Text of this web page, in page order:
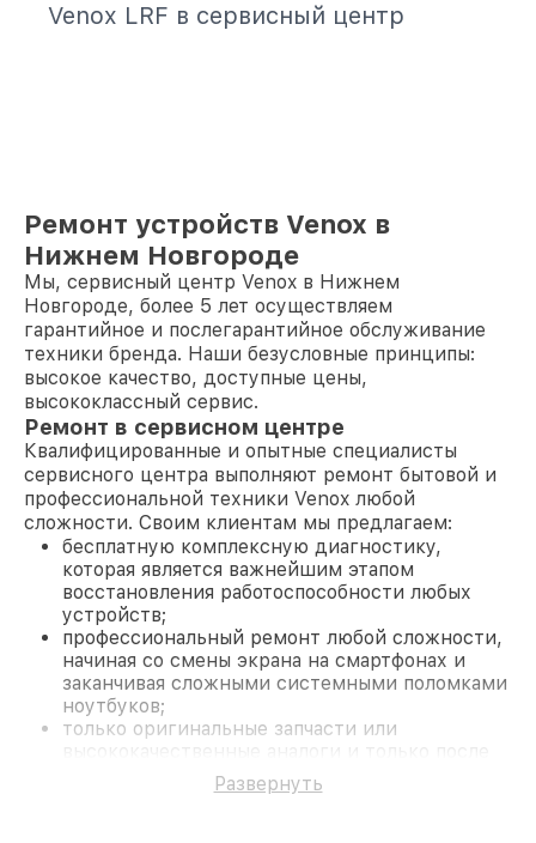
Venox LRF в сервисный центр
Ремонт устройств Venox в
Нижнем Новгороде
Мы, сервисный центр Venox в Нижнем
Новгороде, более 5 лет осуществляем
гарантийное и послегарантийное обслуживание
техники бренда. Наши безусловные принципы:
высокое качество, доступные цены,
высококлассный сервис.
Ремонт в сервисном центре
Квалифицированные и опытные специалисты
сервисного центра выполняют ремонт бытовой и
профессиональной техники Venox любой
сложности. Своим клиентам мы предлагаем:
бесплатную комплексную диагностику,
которая является важнейшим этапом
восстановления работоспособности любых
устройств;
профессиональный ремонт любой сложности,
начиная со смены экрана на смартфонах и
заканчивая сложными системными поломками
ноутбуков;
только оригинальные запчасти или
согласования с клиентом.
На все работы и замененные комплектующие
Развернуть